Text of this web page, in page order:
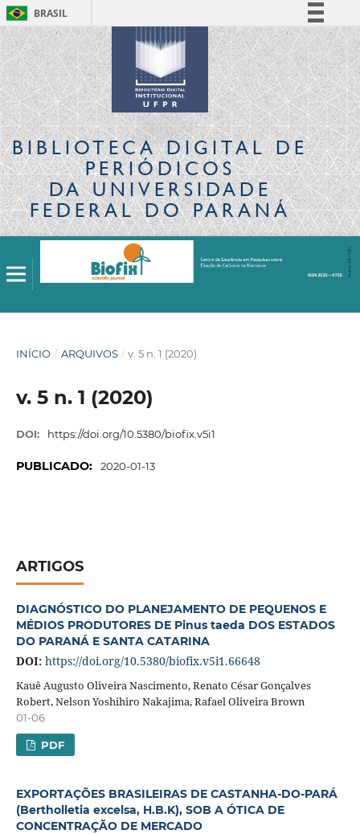
BRASIL
Simplifique!
Comunica BR
Participe
Acesso à informação
Legislação
Canais
BIBLIOTECA DIGITALDE
PERIÓDICOS
DA UNIVERSIDADE
FEDERAL DO PARANÁ
INÍCIO / ARQUIVOS / v. 5 n. 1 (2020)
v. 5 n. 1 (2020)
DOI: https://doi.org/10.5380/biofix.v5i1
PUBLICADO: 2020-01-13
ARTIGOS
DIAGNÓSTICO DO PLANEJAMENTO DE PEQUENOS E
MÉDIOS PRODUTORES DE Pinus taeda DOS ESTADOS
DO PARANÁ E SANTA CATARINA
DOI: https://doi.org/10.5380/biofix.v5i1.66648
Kauê Augusto Oliveira Nascimento, Renato César Gonçalves
Robert, Nelson Yoshihiro Nakajima, Rafael Oliveira Brown
01-06
PDF
EXPORTAÇÕES BRASILEIRAS DE CASTANHA-DO-PARÁ
(Bertholletia excelsa, H.B.K), SOB A ÓTICA DE
CONCENTRAÇÃO DE MERCADO